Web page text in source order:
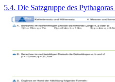
5.4. Die Satzgruppe des